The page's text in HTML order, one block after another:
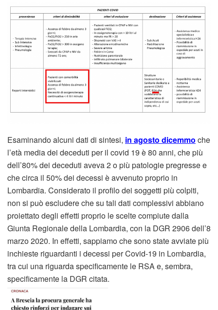
Esaminando alcuni dati di sintesi, in agosto dicemmo che
l’età media dei deceduti per il covid 19 è 80 anni, che più
dell’80% dei deceduti aveva 2 o più patologie pregresse e
che circa il 50% dei decessi è avvenuto proprio in
Lombardia. Considerato il profilo dei soggetti più colpiti,
non si può escludere che su tali dati complessivi abbiano
proiettato degli effetti proprio le scelte compiute dalla
Giunta Regionale della Lombardia, con la DGR 2906 dell’8
marzo 2020. In effetti, sappiamo che sono state avviate più
inchieste riguardanti i decessi per Covid-19 in Lombardia,
tra cui una riguarda specificamente le RSA e, sembra,
specificamente la DGR citata.